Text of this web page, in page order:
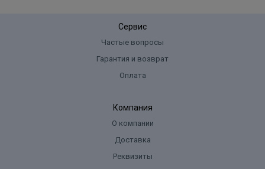
Сервис
Частые вопросы
Гарантия и возврат
Оплата
Компания
О компании
Доставка
Реквизиты